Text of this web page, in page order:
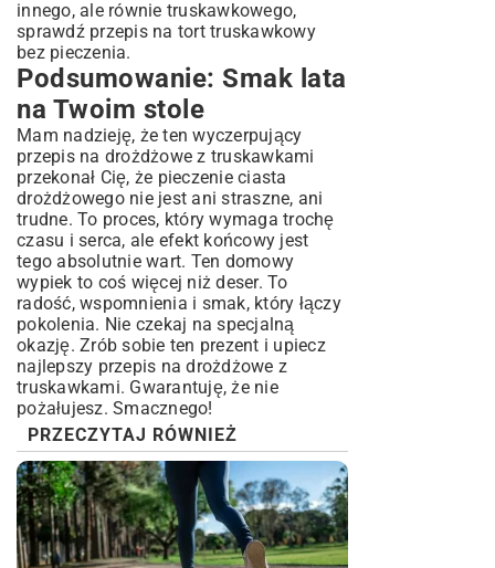
innego, ale równie truskawkowego,
sprawdź przepis na tort truskawkowy
bez pieczenia.
Podsumowanie: Smak lata
na Twoim stole
Mam nadzieję, że ten wyczerpujący
przepis na drożdżowe z truskawkami
przekonał Cię, że pieczenie ciasta
drożdżowego nie jest ani straszne, ani
trudne. To proces, który wymaga trochę
czasu i serca, ale efekt końcowy jest
tego absolutnie wart. Ten domowy
wypiek to coś więcej niż deser. To
radość, wspomnienia i smak, który łączy
pokolenia. Nie czekaj na specjalną
okazję. Zrób sobie ten prezent i upiecz
najlepszy przepis na drożdżowe z
truskawkami. Gwarantuję, że nie
pożałujesz. Smacznego!
PRZECZYTAJ RÓWNIEŻ